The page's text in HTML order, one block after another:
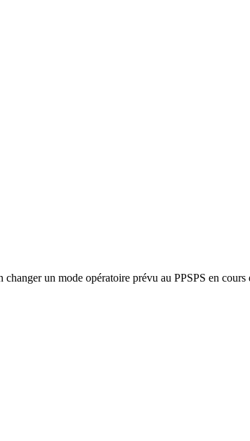
changer un mode opératoire prévu au PPSPS en cours